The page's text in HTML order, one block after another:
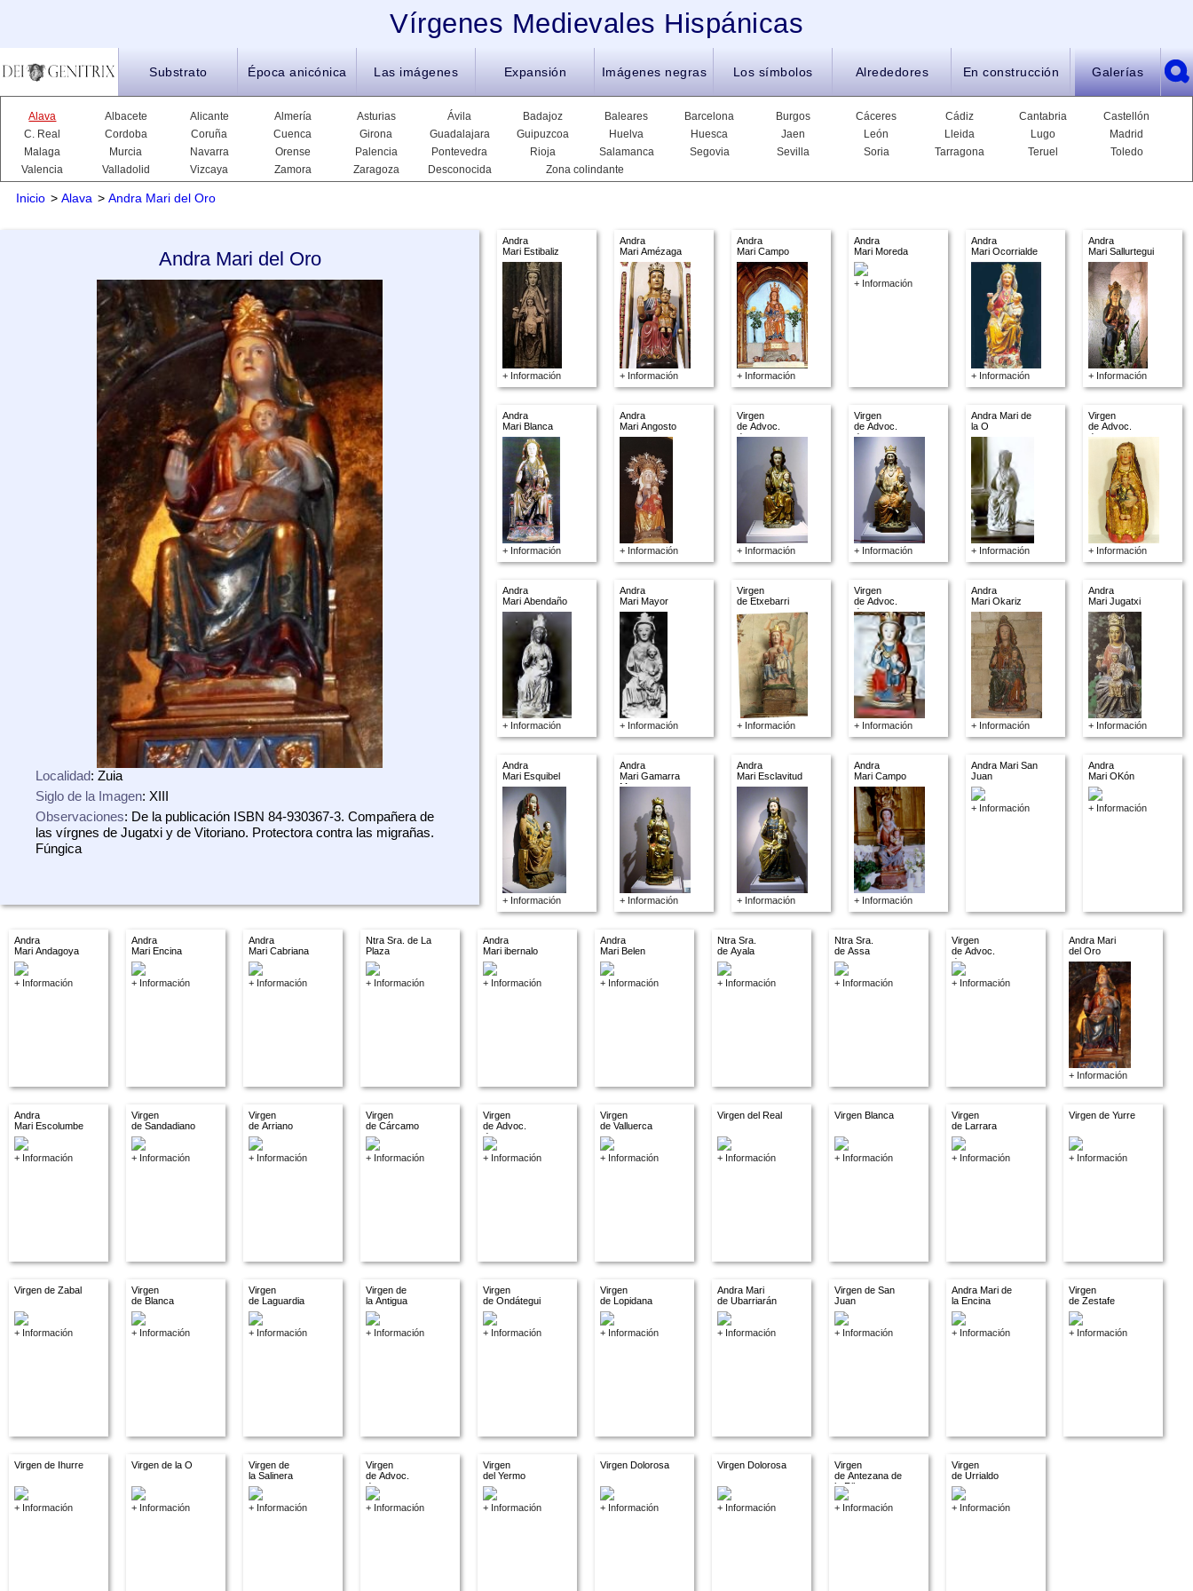
Vírgenes Medievales Hispánicas
Substrato Época anicónica Las imágenes Expansión Imágenes negras Los símbolos Alrededores En construcción Galerías
Alava Albacete Alicante Almería Asturias Ávila Badajoz Baleares Barcelona Burgos Cáceres Cádiz Cantabria
Castellón
C. Real
Cordoba Coruña Cuenca Girona Guadalajara Guipuzcoa Huelva Huesca Jaen León Lleida Lugo
Madrid
Malaga
Murcia Navarra Orense Palencia Pontevedra Rioja Salamanca Segovia Sevilla Soria Tarragona Teruel
Toledo
Valencia
Valladolid Vizcaya Zamora Zaragoza Desconocida Zona colindante
Inicio > Alava > Andra Mari del Oro
Andra Mari del Oro
Localidad: Zuia
Siglo de la Imagen: XIII
Observaciones: De la publicación ISBN 84-930367-3. Compañera de
las vírgnes de Jugatxi y de Vitoriano. Protectora contra las migrañas.
Fúngica
Andra
Mari Estibaliz
+ Información
Andra
Mari Amézaga
+ Información
Andra
Mari Campo
+ Información
Andra
Mari Moreda
+ Información
Andra
Mari Ocorrialde
+ Información
Andra
Mari Sallurtegui
+ Información
Andra
Mari Blanca
+ Información
Andra
Mari Angosto
+ Información
Virgen
de Advoc.
descon.
+ Información
Virgen
de Advoc.
descon.
+ Información
Andra Mari de
la O
+ Información
Virgen
de Advoc.
descon.
+ Información
Andra
Mari Abendaño
+ Información
Andra
Mari Mayor
+ Información
Virgen
de Etxebarri
+ Información
Virgen
de Advoc.
descon.
+ Información
Andra
Mari Okariz
+ Información
Andra
Mari Jugatxi
+ Información
Andra
Mari Esquibel
+ Información
Andra
Mari Gamarra
Menor
+ Información
Andra
Mari Esclavitud
+ Información
Andra
Mari Campo
+ Información
Andra Mari San
Juan
+ Información
Andra
Mari OKón
+ Información
Andra
Mari Andagoya
+ Información
Andra
Mari Encina
+ Información
Andra
Mari Cabriana
+ Información
Ntra Sra. de La
Plaza
+ Información
Andra
Mari ibernalo
+ Información
Andra
Mari Belen
+ Información
Ntra Sra.
de Ayala
+ Información
Ntra Sra.
de Assa
+ Información
Virgen
de Advoc.
descon.
+ Información
Andra Mari
del Oro
+ Información
Andra
Mari Escolumbe
+ Información
Virgen
de Sandadiano
+ Información
Virgen
de Arriano
+ Información
Virgen
de Cárcamo
+ Información
Virgen
de Advoc.
descon.
+ Información
Virgen
de Valluerca
+ Información
Virgen del Real
+ Información
Virgen Blanca
+ Información
Virgen
de Larrara
+ Información
Virgen de Yurre
+ Información
Virgen de Zabal
+ Información
Virgen
de Blanca
+ Información
Virgen
de Laguardia
+ Información
Virgen de
la Antigua
+ Información
Virgen
de Ondátegui
+ Información
Virgen
de Lopidana
+ Información
Andra Mari
de Ubarriarán
+ Información
Virgen de San
Juan
+ Información
Andra Mari de
la Encina
+ Información
Virgen
de Zestafe
+ Información
Virgen de Ihurre
+ Información
Virgen de la O
+ Información
Virgen de
la Salinera
+ Información
Virgen
de Advoc.
descon
+ Información
Virgen
del Yermo
+ Información
Virgen Dolorosa
+ Información
Virgen Dolorosa
+ Información
Virgen
de Antezana de
la Ribera
+ Información
Virgen
de Urrialdo
+ Información